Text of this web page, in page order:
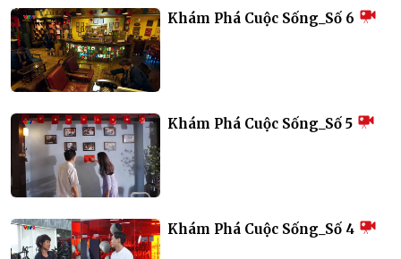
Khám Phá Cuộc Sống_Số 6
Khám Phá Cuộc Sống_Số 5
Khám Phá Cuộc Sống_Số 4